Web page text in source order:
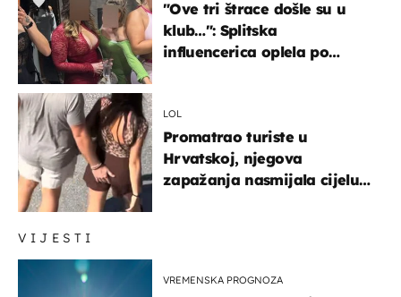
VIJESTI
VREMENSKA PROGNOZA
"Ove tri štrace došle su u
klub…": Splitska
influencerica oplela po
LOL
Promatrao turiste u
Hrvatskoj, njegova
zapažanja nasmijala cijelu